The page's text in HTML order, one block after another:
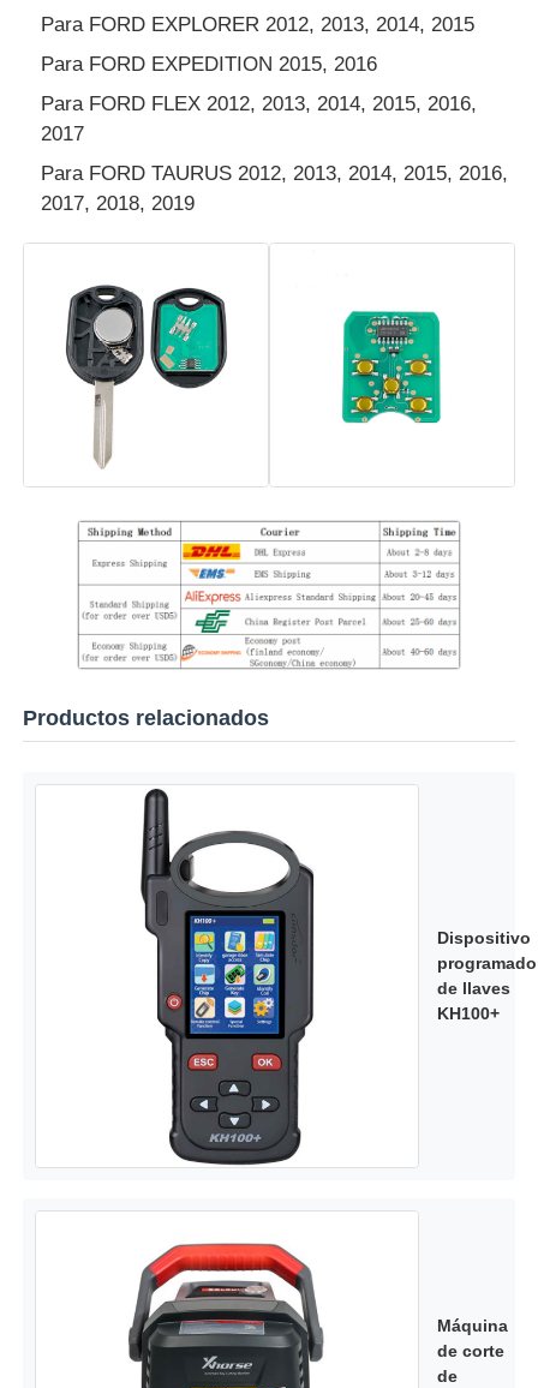
coche Concha de llave
Hoja de llave de coche
Cortador de fresado de ángulo único
programador de la llave del coche
microprocesador del transpondor
Máquina de cerrajería
Clave inteligente de KEYDIY
Para FORD EXPLORER 2012, 2013, 2014, 2015
Para FORD EXPEDITION 2015, 2016
Para FORD FLEX 2012, 2013, 2014, 2015, 2016,
2017
Para FORD TAURUS 2012, 2013, 2014, 2015, 2016,
2017, 2018, 2019
Productos relacionados
Dispositivo
de llaves
KH100+
Máquina
de corte
de